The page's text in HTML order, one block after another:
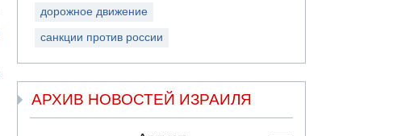
дорожное движение
санкции против россии
АРХИВ НОВОСТЕЙ ИЗРАИЛЯ